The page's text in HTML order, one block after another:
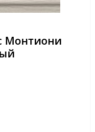
Монтиони